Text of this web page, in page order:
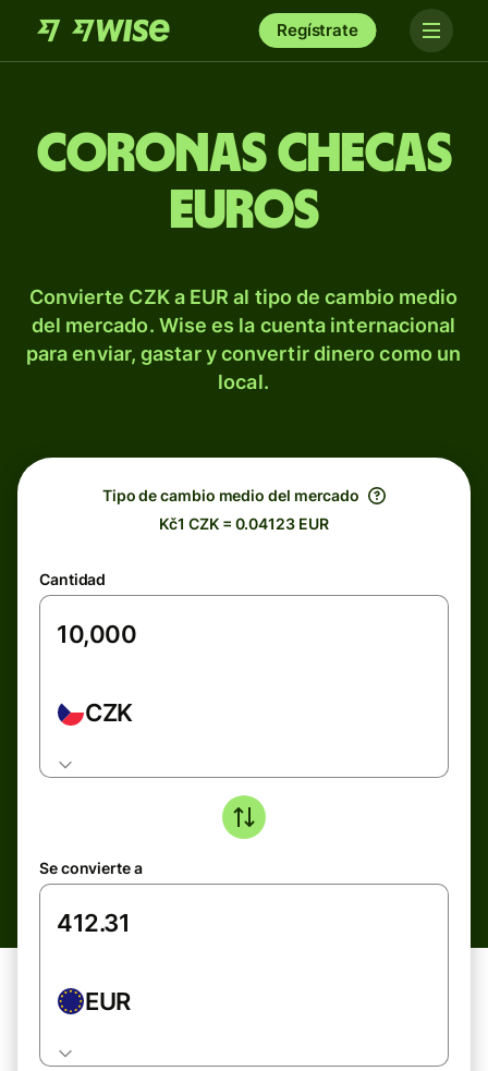
Regístrate
Coronas checas
euros
Convierte CZK a EUR al tipo de cambio medio
del mercado. Wise es la cuenta internacional
para enviar, gastar y convertir dinero como un
local.
Tipo de cambio medio del mercado
Kč1 CZK = 0.04123 EUR
Cantidad
CZK
Se convierte a
EUR